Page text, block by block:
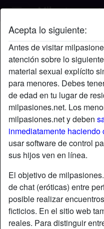
Acepta lo siguiente:
Antes de visitar
atención sobre lo
material sexual explícito
para menores. Debes
de edad en tu lugar de
milpasiones.net. Los
milpasiones.net y deben
inmediatamente haciendo
usar software de control
sus hijos ven en línea.
El objetivo de
de chat (eróticas) entre
posible realizar
ficticios. En el sitio web
reales. Para distinguir
Camila's perfil
starAgregar